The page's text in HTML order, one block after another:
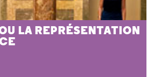
LA REPRÉSENTATION